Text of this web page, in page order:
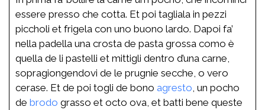
essere presso che cotta. Et poi tagliala in pezzi
piccholi et frigela con uno buono lardo. Dapoi fa’
nella padella una crosta de pasta grossa como è
quella de li pastelli et mittigli dentro d’una carne,
sopragiongendovi de le prugnie secche, o vero
cerase. Et de poi togli de bono agresto , un pocho
de brodo grasso et octo ova, et batti bene queste